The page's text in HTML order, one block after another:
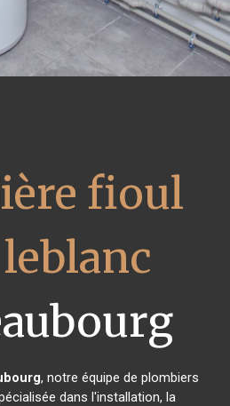
fioul
, notre équipe de plombiers
dans l'installation, la